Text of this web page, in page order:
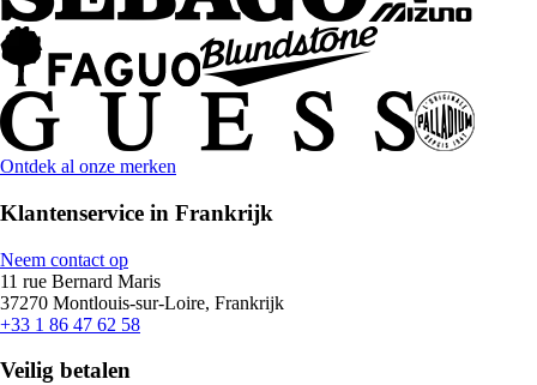
Ontdek al onze merken
Klantenservice in Frankrijk
Neem contact op
11 rue Bernard Maris
37270 Montlouis-sur-Loire, Frankrijk
+33 1 86 47 62 58
Veilig betalen